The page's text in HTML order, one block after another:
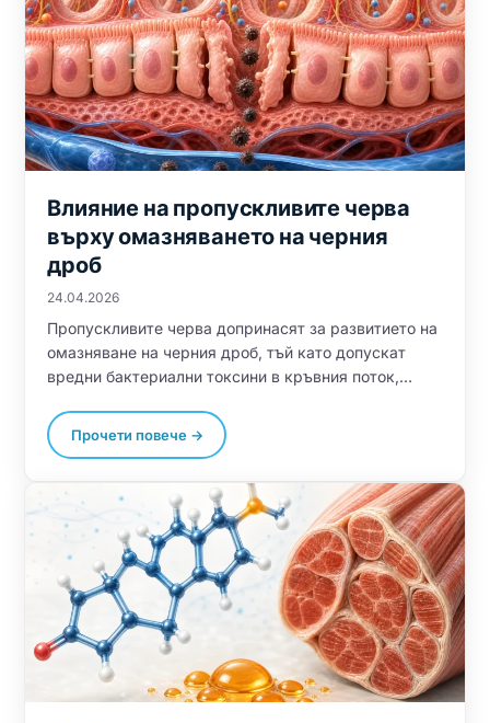
Влияние на пропускливите черва
върху омазняването на черния
дроб
24.04.2026
Пропускливите черва допринасят за развитието на
омазняване на черния дроб, тъй като допускат
вредни бактериални токсини в кръвния поток,
Холин, инозитол, метионин и таурин могат да
помогнат за освобождаване на натрупените в
на мазнините, намалявайки оксидативния стрес и
подобрявайки функцията на чревната бариера.
Прочети повече →